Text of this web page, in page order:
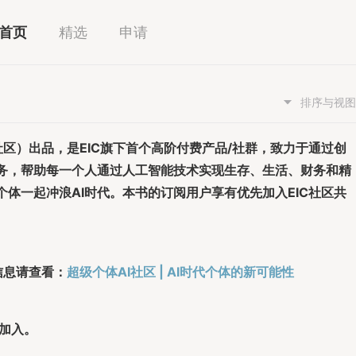
页 精选 申请
排序与视图
）出品，是EIC旗下首个高阶付费产品/社群，致力于通过创
，帮助每一个人通过人工智能技术实现生存、生活、财务和精
体一起冲浪AI时代。本书的订阅用户享有优先加入EIC社区共
请查看： 超级个体AI社区 | AI时代个体的新可能性
入。